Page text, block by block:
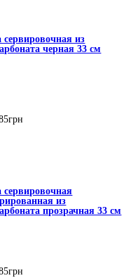
из
черная 33 см
грн
из
прозрачная 33 см
грн